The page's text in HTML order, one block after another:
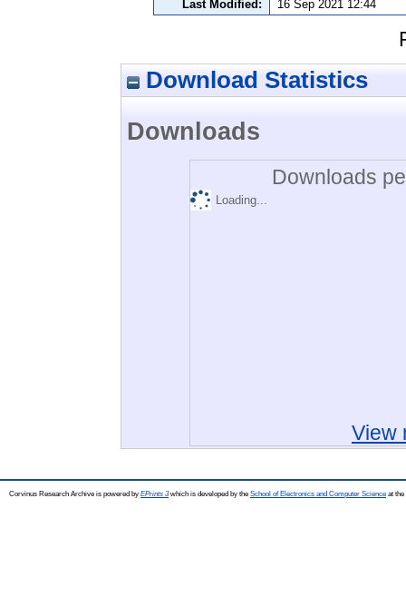
Last Modified:
16 Sep 2021 12:44
Download Statistics
Downloads
Downloads
Loading...
View
Corvinus Research Archive is powered by EPrints 3which is developed by the School of Electronics and Computer Science at